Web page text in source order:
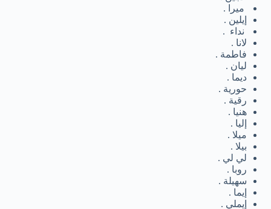
ميرا .
إيلين .
نداء .
لانا .
فاطمة .
ليان .
ديما .
حورية .
رقية .
هنيا .
إليا .
ميلا .
بيلا .
لي لي .
روبا .
سهيلة .
إيما .
إيملي .